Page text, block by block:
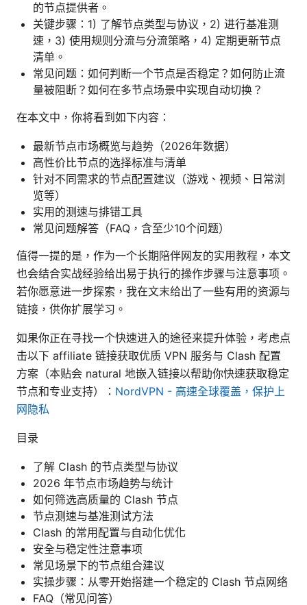
的节点提供者。
关键步骤：1) 了解节点类型与协议，2) 进行基准测
速，3) 使用规则分流与分流策略，4) 定期更新节点
清单。
常见问题：如何判断一个节点是否稳定？如何防止流
量被阻断？如何在多节点场景中实现自动切换？
在本文中，你将看到如下内容：
最新节点市场概览与趋势（2026年数据）
高性价比节点的选择标准与清单
针对不同需求的节点配置建议（游戏、视频、日常浏
览等）
实用的测速与排错工具
常见问题解答（FAQ，含至少10个问题）
值得一提的是，作为一个长期陪伴网友的实用教程，本文
也会结合实战经验给出易于执行的操作步骤与注意事项。
若你愿意进一步探索，我在文末给出了一些有用的资源与
链接，供你扩展学习。
如果你正在寻找一个快速进入的途径来提升体验，考虑点
击以下 affiliate 链接获取优质 VPN 服务与 Clash 配置
方案（本贴会 natural 地嵌入链接以帮助你快速获取稳定
节点和专业支持）： NordVPN - 高速全球覆盖，保护上
网隐私
目录
了解 Clash 的节点类型与协议
2026 年节点市场趋势与统计
如何筛选高质量的 Clash 节点
节点测速与基准测试方法
Clash 的常用配置与自动化优化
安全与稳定性注意事项
常见场景下的节点组合建议
实操步骤：从零开始搭建一个稳定的 Clash 节点网络
FAQ（常见问答）